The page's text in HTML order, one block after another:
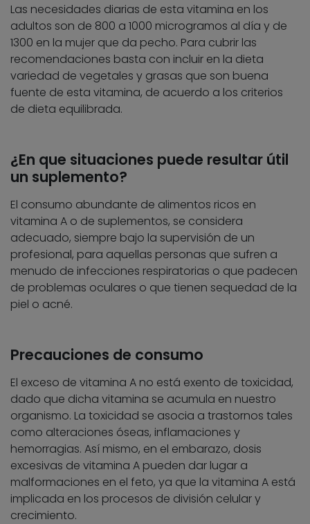
Las necesidades diarias de esta vitamina en los
adultos son de 800 a 1000 microgramos al día y de
1300 en la mujer que da pecho. Para cubrir las
recomendaciones basta con incluir en la dieta
variedad de vegetales y grasas que son buena
fuente de esta vitamina, de acuerdo a los criterios
de dieta equilibrada.
¿En que situaciones puede resultar útil
un suplemento?
El consumo abundante de alimentos ricos en
vitamina A o de suplementos, se considera
adecuado, siempre bajo la supervisión de un
profesional, para aquellas personas que sufren a
menudo de infecciones respiratorias o que padecen
de problemas oculares o que tienen sequedad de la
piel o acné.
Precauciones de consumo
El exceso de vitamina A no está exento de toxicidad,
dado que dicha vitamina se acumula en nuestro
organismo. La toxicidad se asocia a trastornos tales
como alteraciones óseas, inflamaciones y
hemorragias. Así mismo, en el embarazo, dosis
excesivas de vitamina A pueden dar lugar a
malformaciones en el feto, ya que la vitamina A está
implicada en los procesos de división celular y
crecimiento.